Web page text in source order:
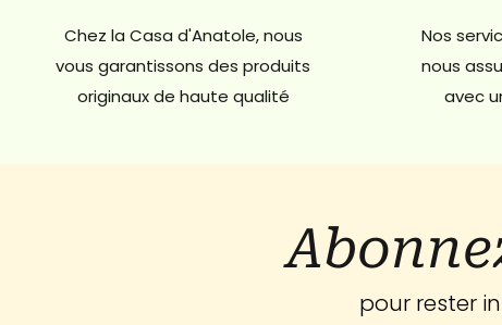
Chez la Casa d'Anatole, nous
vous garantissons des produits
originaux de haute qualité
Nos
nous
avec
pour rester